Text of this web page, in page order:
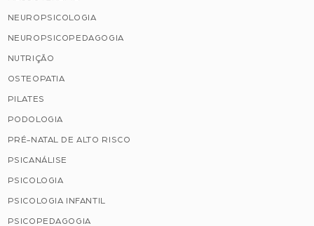
NEUROPSICOLOGIA
NEUROPSICOPEDAGOGIA
NUTRIÇÃO
OSTEOPATIA
PILATES
PODOLOGIA
PRÉ-NATAL DE ALTO RISCO
PSICANÁLISE
PSICOLOGIA
PSICOLOGIA INFANTIL
PSICOPEDAGOGIA